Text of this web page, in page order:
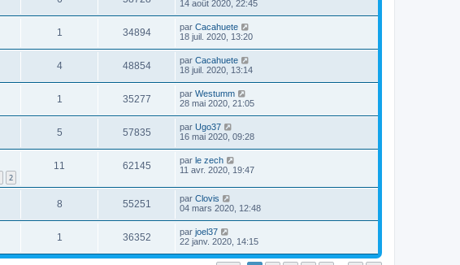
14 août 2020, 22:45
1 34894 par Cacahuete
18 juil. 2020, 13:20
4 48854 par Cacahuete
18 juil. 2020, 13:14
1 35277 par Westumm
28 mai 2020, 21:05
5 57835 par Ugo37
16 mai 2020, 09:28
2
11 62145 par le zech
11 avr. 2020, 19:47
8 55251 par Clovis
04 mars 2020, 12:48
1 36352 par joel37
22 janv. 2020, 14:15